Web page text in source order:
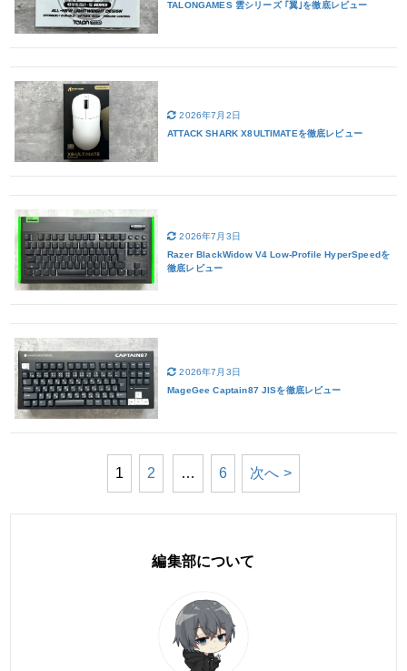
TALONGAMES 雲シリーズ ｢翼｣を徹底レビュー
2026年7月2日
ATTACK SHARK X8ULTIMATEを徹底レビュー
2026年7月3日
Razer BlackWidow V4 Low-Profile HyperSpeedを
徹底レビュー
2026年7月3日
MageGee Captain87 JISを徹底レビュー
1 2 … 6 次へ >
編集部について